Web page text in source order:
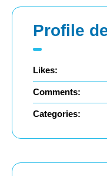
Profile
Likes:
Comments:
Categories: